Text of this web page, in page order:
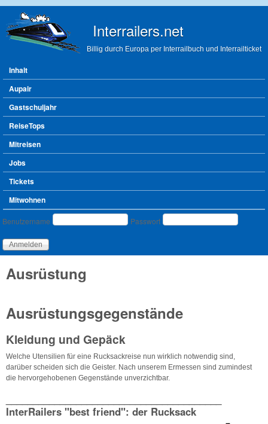
Interrailers.net
Billig durch Europa per Interrailbuch und Interrailticket
Hauptmenü
Inhalt
Aupair
Gastschuljahr
ReiseTops
Mitreisen
Jobs
Tickets
Mitwohnen
Benutzeranmeldung
Benutzername Passwort
Ausrüstung
Ausrüstungsgegenstände
Kleidung und Gepäck
Welche Utensilien für eine Rucksackreise nun wirklich notwendig sind,
darüber scheiden sich die Geister. Nach unserem Ermessen sind zumindest
die hervorgehobenen Gegenstände unverzichtbar.
InterRailers "best friend": der Rucksack